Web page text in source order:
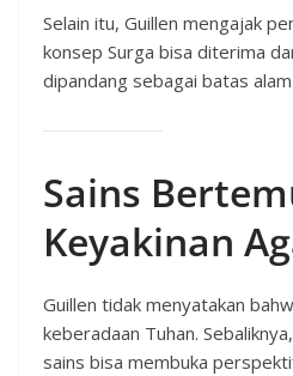
Selain itu, Guillen mengajak
konsep Surga bisa diterima
dipandang sebagai batas
Sains
Keyakinan
Guillen tidak menyatakan
keberadaan Tuhan.
sains bisa membuka